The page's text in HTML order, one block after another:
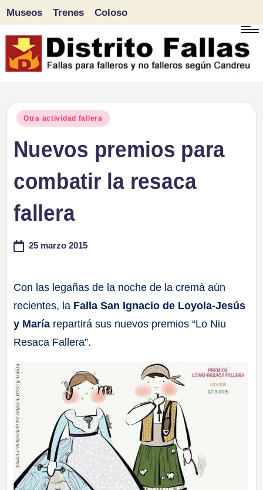
Saltar
al
Museos Trenes Coloso
Publicado
Otra actividad fallera
Nuevos premios para
combatir la resaca
fallera
25 marzo 2015
Con las legañas de la noche de la cremà aún
recientes, la Falla San Ignacio de Loyola-Jesús
y María repartirá sus nuevos premios “Lo Niu
Resaca Fallera”.